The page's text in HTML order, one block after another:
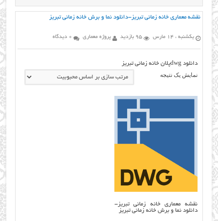
نقشه معماری خانه زمانی تبریز-دانلود نما و برش خانه زمانی تبریز
یکشنبه ، 14 مارس 95 بازدید پروژه معماری 0 دیدگاه
دانلود dwgپلان خانه زمانی تبریز
نمایش یک نتیجه
نقشه معماری خانه زمانی تبریز-
دانلود نما و برش خانه زمانی تبریز